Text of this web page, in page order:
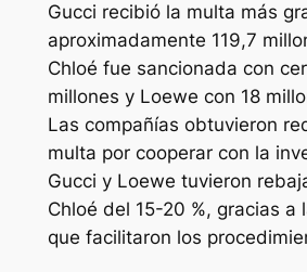
Gucci recibió la multa más
aproximadamente 119,7
Chloé fue sancionada con
millones y Loewe con 18
Las compañías obtuvieron
multa por cooperar con la
Gucci y Loewe tuvieron
Chloé del 15-20 %, gracias a
que facilitaron los